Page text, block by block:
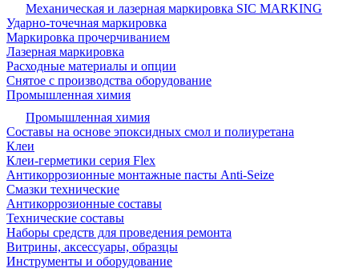
Механическая и лазерная маркировка SIC MARKING
Ударно-точечная маркировка
Маркировка прочерчиванием
Лазерная маркировка
Расходные материалы и опции
Снятое с производства оборудование
Промышленная химия
Промышленная химия
Составы на основе эпоксидных смол и полиуретана
Клеи
Клеи-герметики серия Flex
Антикоррозионные монтажные пасты Anti-Seize
Смазки технические
Антикоррозионные составы
Технические составы
Наборы средств для проведения ремонта
Витрины, аксессуары, образцы
Инструменты и оборудование